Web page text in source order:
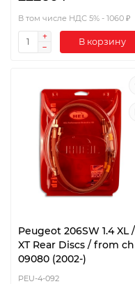
В том числе НДС 5% - 1060 ₽
В корзину
Peugeot 206SW 1.4 XL /
XT Rear Discs / from ch
09080 (2002-)
PEU-4-092